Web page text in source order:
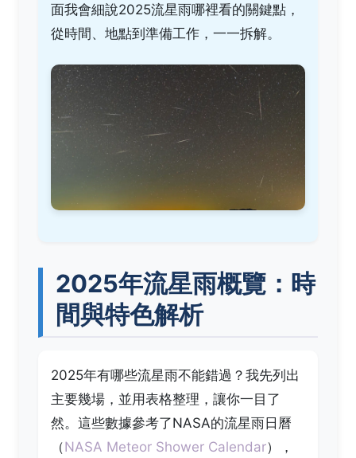
面我會細說2025流星雨哪裡看的關鍵點，
從時間、地點到準備工作，一一拆解。
2025年流星雨概覽：時
間與特色解析
2025年有哪些流星雨不能錯過？我先列出
主要幾場，並用表格整理，讓你一目了
然。這些數據參考了NASA的流星雨日曆
（NASA Meteor Shower Calendar），